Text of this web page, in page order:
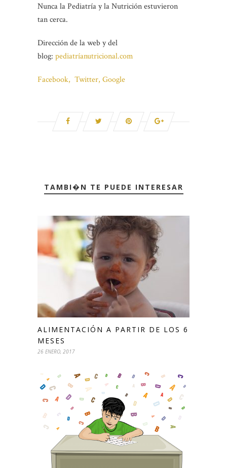
Nunca la Pediatría y la Nutrición estuvieron
tan cerca.
Dirección de la web y del
blog: pediatríanutricional.com
Facebook, Twitter, Google
TAMBI�N TE PUEDE INTERESAR
ALIMENTACIÓN A PARTIR DE LOS 6
MESES
26 ENERO, 2017